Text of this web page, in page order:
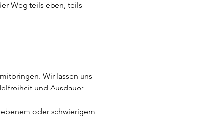
Weg teils eben, teils
Wir lassen uns
und Ausdauer
oder schwierigem